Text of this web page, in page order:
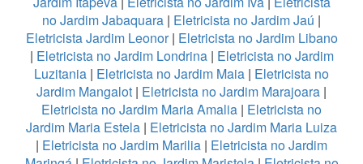
no Jardim Jabaquara | Eletricista no Jardim Jaú |
Eletricista Jardim Leonor| Eletricista no Jardim Libano
| Eletricista no Jardim Londrina| Eletricista no Jardim
Luzitania | Eletricista no Jardim Maia | Eletricista no
Jardim Mangalot | Eletricista no Jardim Marajoara |
Eletricista no Jardim Maria Amalia | Eletricista no
Jardim Maria Estela | Eletricista no Jardim Maria Luiza
| Eletricista no Jardim Marilia | Eletricista no Jardim